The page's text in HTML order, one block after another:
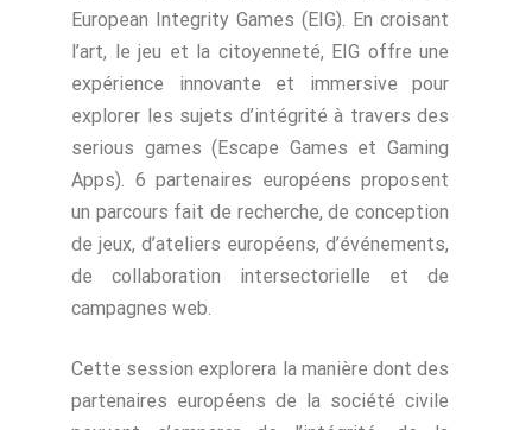
European Integrity Games (EIG). En croisant
l’art, le jeu et la citoyenneté, EIG offre une
expérience innovante et immersive pour
explorer les sujets d’intégrité à travers des
serious games (Escape Games et Gaming
Apps). 6 partenaires européens proposent
un parcours fait de recherche, de conception
de jeux, d’ateliers européens, d’événements,
de collaboration intersectorielle et de
campagnes web.
Cette session explorera la manière dont des
partenaires européens de la société civile